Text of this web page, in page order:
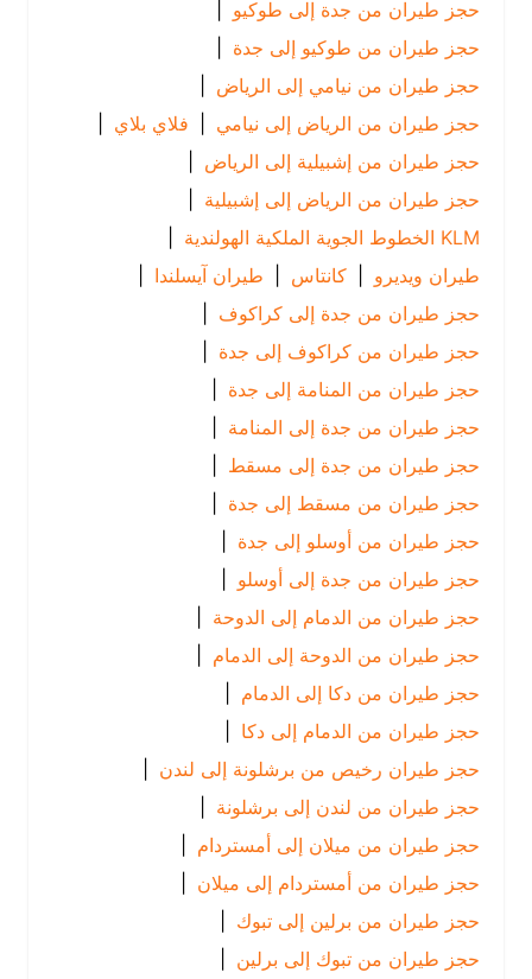
حجز طيران من جدة إلى طوكيو |
حجز طيران من طوكيو إلى جدة
حجز طيران من نيامي إلى الرياض
|
حجز طيران من الرياض إلى نيامي | فلاي بلاي
حجز طيران من إشبيلية إلى الرياض
|
حجز طيران من الرياض إلى إشبيلية |
|
طيران ويديرو
| كانتاس | طيران آيسلندا |
حجز طيران من جدة إلى كراكوف |
حجز طيران من كراكوف إلى جدة
حجز طيران من المنامة إلى جدة
حجز طيران من جدة إلى المنامة |
حجز طيران من جدة إلى مسقط |
حجز طيران من مسقط إلى جدة
حجز طيران من أوسلو إلى جدة
حجز طيران من جدة إلى أوسلو
|
حجز طيران من الدمام إلى الدوحة |
حجز طيران من الدوحة إلى الدمام
|
حجز طيران من دكا إلى الدمام
|
حجز طيران من الدمام إلى دكا |
حجز طيران رخيص من برشلونة إلى لندن
|
حجز طيران من لندن إلى برشلونة
|
حجز طيران من ميلان إلى أمستردام |
حجز طيران من أمستردام إلى ميلان |
حجز طيران من برلين إلى تبوك
|
حجز طيران من تبوك إلى برلين |